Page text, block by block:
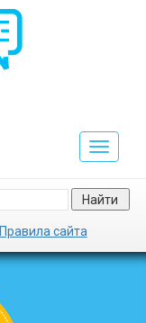
Toggle
Найти
Правила сайта